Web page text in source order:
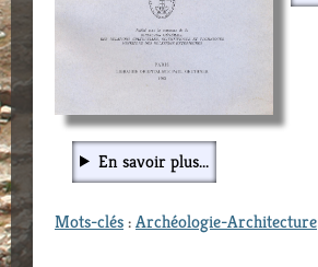
En savoir plus...
Mots-clés:Archéologie-Architecture